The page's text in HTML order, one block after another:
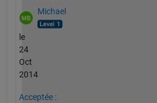
Michael
le
24
Oct
2014
Acceptée :